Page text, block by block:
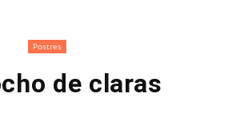
Postres
de claras